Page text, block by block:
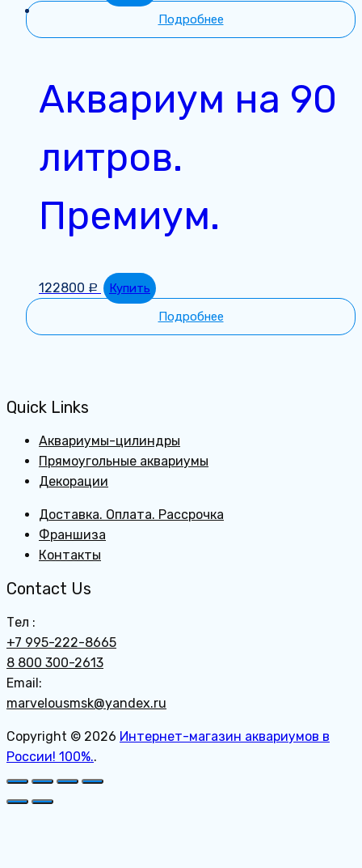
Подробнее
Аквариум на 90
литров.
Премиум.
122800 Р
Купить
Подробнее
Quick Links
Аквариумы-цилиндры
Прямоугольные аквариумы
Декорации
Доставка. Оплата. Рассрочка
Франшиза
Контакты
Contact Us
Тел :
+7 995-222-8665
8 800 300-2613
Email:
marvelousmsk@yandex.ru
Copyright © 2026 Интернет-магазин аквариумов в
России! 100%..
Пролистать
наверх